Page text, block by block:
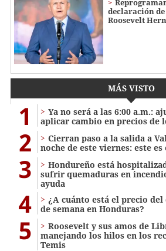
declaración
Roosevelt
MÁS VISTO
1
Ya no será a las 6:00 a.m.:
aplicar cambio en precios de
2
Cierran paso a la salida a
noche de este viernes: este
3
Hondureño está
sufrir quemaduras en
ayuda
4
¿A cuánto está el precio
de semana en Honduras?
5
Roosevelt y sus amos de
manejando los hilos en los
Temis